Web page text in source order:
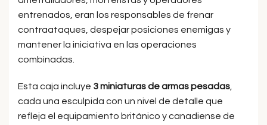
entrenados, eran los responsables de frenar
contraataques, despejar posiciones enemigas y
mantener la iniciativa en las operaciones
combinadas.
Esta caja incluye 3 miniaturas de armas pesadas
cada una esculpida con un nivel de detalle que
refleja el equipamiento británico y canadiense de